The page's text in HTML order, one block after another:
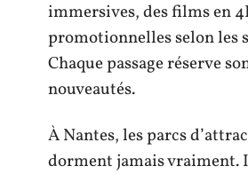
immersives, des films en
promotionnelles selon les
Chaque passage réserve
nouveautés.
À Nantes, les parcs
dorment jamais vraiment.